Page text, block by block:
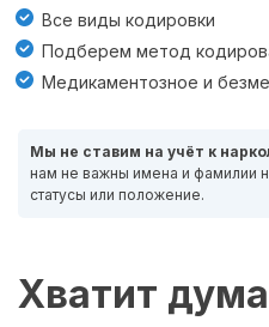
Все виды кодировки
Подберем метод
Медикаментозное и
Мы не ставим на учёт к
нам не важны имена и фамилии
статусы или положение.
Хватит